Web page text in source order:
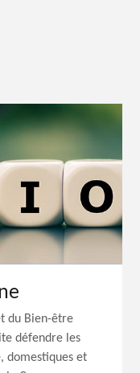
du Bien-être
défendre les
domestiques et